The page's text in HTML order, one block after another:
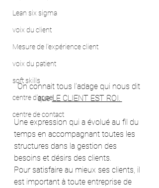
Lean six sigma
voix du client
Mesure de l'expérience client
voix du patient
soft skills
centre d'appel
centre de contact
On connait tous l’adage qui nous dit
que LE CLIENT EST ROI.
Une expression qui a évolué au fil du
temps en accompagnant toutes les
structures dans la gestion des
besoins et désirs des clients.
Pour satisfaire au mieux ses clients, il
est important à toute entreprise de